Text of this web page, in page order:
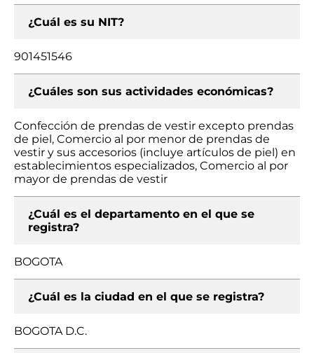
¿Cuál es su NIT?
901451546
¿Cuáles son sus actividades económicas?
Confección de prendas de vestir excepto prendas
de piel, Comercio al por menor de prendas de
vestir y sus accesorios (incluye artículos de piel) en
establecimientos especializados, Comercio al por
mayor de prendas de vestir
¿Cuál es el departamento en el que se
registra?
BOGOTA
¿Cuál es la ciudad en el que se registra?
BOGOTA D.C.